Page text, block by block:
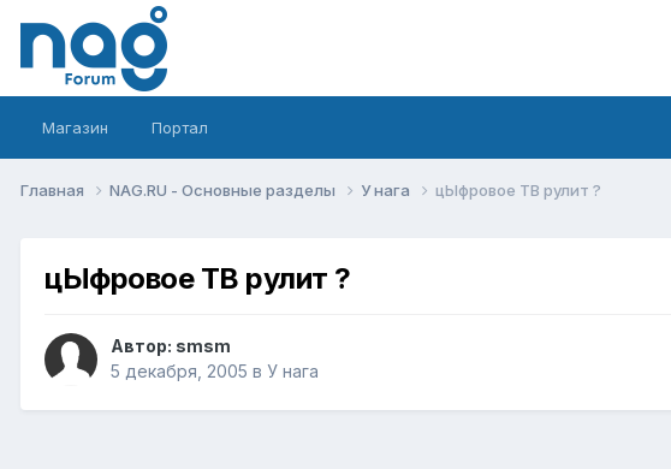
Магазин Портал
Главная NAG.RU - Основные разделы У нага цЫфровое ТВ рулит ?
цЫфровое ТВ рулит ?
Автор: smsm
5 декабря, 2005 в У нага